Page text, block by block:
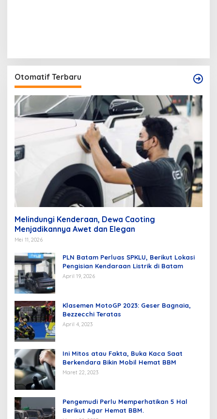
Otomatif Terbaru
Melindungi Kenderaan, Dewa Caoting
Menjadikannya Awet dan Elegan
Mei 11, 2026
PLN Batam Perluas SPKLU, Berikut Lokasi
Pengisian Kendaraan Listrik di Batam
April 19, 2026
Klasemen MotoGP 2023: Geser Bagnaia,
Bezzecchi Teratas
April 4, 2023
Ini Mitos atau Fakta, Buka Kaca Saat
Berkendara Bikin Mobil Hemat BBM
Maret 22, 2023
Pengemudi Perlu Memperhatikan 5 Hal
Berikut Agar Hemat BBM.